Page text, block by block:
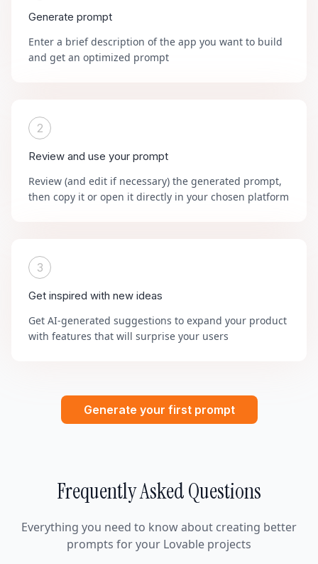
Generate prompt
Enter a brief description of the app you want to build
and get an optimized prompt
2
Review and use your prompt
Review (and edit if necessary) the generated prompt,
then copy it or open it directly in your chosen platform
3
Get inspired with new ideas
Get AI-generated suggestions to expand your product
with features that will surprise your users
Generate your first prompt
Frequently Asked Questions
Everything you need to know about creating better
prompts for your Lovable projects